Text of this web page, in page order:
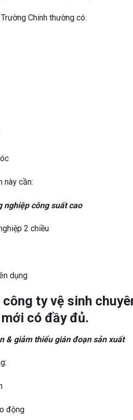
Chinh thường có:
này cần:
nghiệp công suất cao
2 chiều
dụng
ty vệ sinh
có đầy đủ.
& giảm thiểu gián đoạn sản xuất
động